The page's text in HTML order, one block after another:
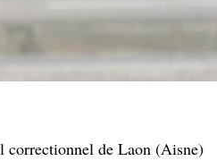
correctionnel de Laon (Aisne)